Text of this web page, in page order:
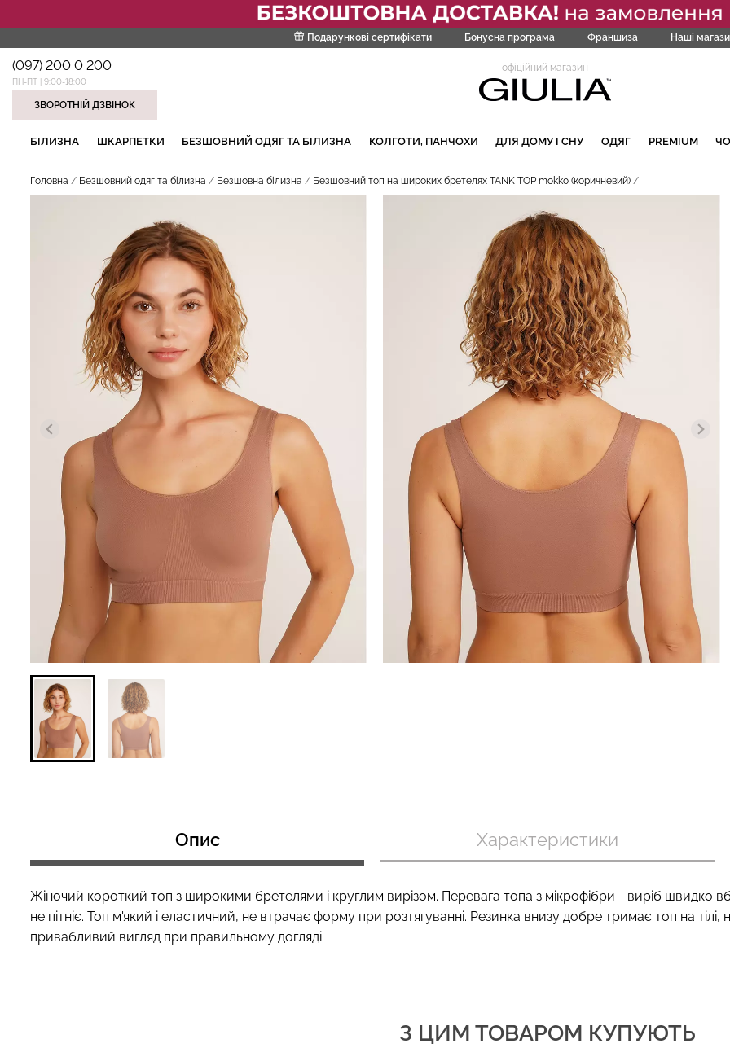
Подарункові сертифікати Бонусна програма Франшиза Наші
(097) 200 0 200
ПН-ПТ | 9:00-18:00
ЗВОРОТНІЙ ДЗВІНОК
офіційний магазин
БІЛИЗНА ШКАРПЕТКИ БЕЗШОВНИЙ ОДЯГ ТА БІЛИЗНА КОЛГОТИ, ПАНЧОХИ ДЛЯ ДОМУ І СНУ ОДЯГ PREMIUM
Головна Безшовний одяг та білизна Безшовна білизна Безшовний топ на широких бретелях TANK TOP mokko (коричневий)
Опис Характеристики
Жіночий короткий топ з широкими бретелями і круглим вирізом. Перевага топа з мікрофібри - виріб швидко
не пітніє. Топ м'який і еластичний, не втрачає форму при розтягуванні. Резинка внизу добре тримає топ на
привабливий вигляд при правильному догляді.
З ЦИМ ТОВАРОМ КУПУЮТЬ
НАШІ ТРЕНДОВІ ТОВАРИ
Безшовні легінси з
мікрофібри LEGGINGS 02
(чорний) Giulia
789 грн.
Велосипедки з високою
талією TRACKS 01 (чорний)
384 грн. 549 грн.
Безшовні легінси LEGGINGS
(чорний) Giulia
482 грн. 689 грн.
Безшовні
легкою
258 грн.
nude (бежевий) Giulia
489 грн.699 грн.
230 грн.329 грн.
Giulia
299 грн.499 грн.
454 грн.649